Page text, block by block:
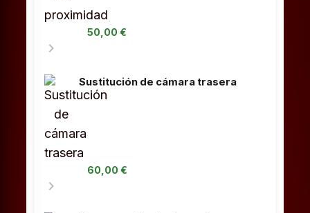
50,00 €
chevron_right
Sustitución de cámara trasera
60,00 €
chevron_right